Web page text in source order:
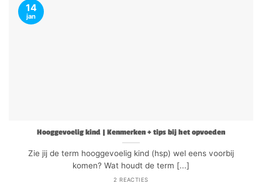
Hooggevoelig kind | Kenmerken + tips bij het opvoeden
Zie jij de term hooggevoelig kind (hsp) wel eens voorbij
komen? Wat houdt de term [...]
2 REACTIES
14
jan